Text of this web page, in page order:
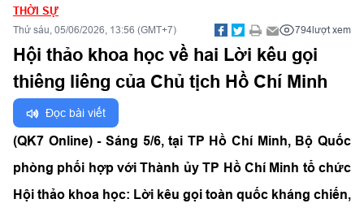
THỜI SỰ
Thứ sáu, 05/06/2026, 13:56 (GMT+7) 794lượt xem
Hội thảo khoa học về hai Lời kêu gọi
thiêng liêng của Chủ tịch Hồ Chí Minh
Đọc bài viết
(QK7 Online) - Sáng 5/6, tại TP Hồ Chí Minh, Bộ Quốc
phòng phối hợp với Thành ủy TP Hồ Chí Minh tổ chức
Hội thảo khoa học: Lời kêu gọi toàn quốc kháng chiến,